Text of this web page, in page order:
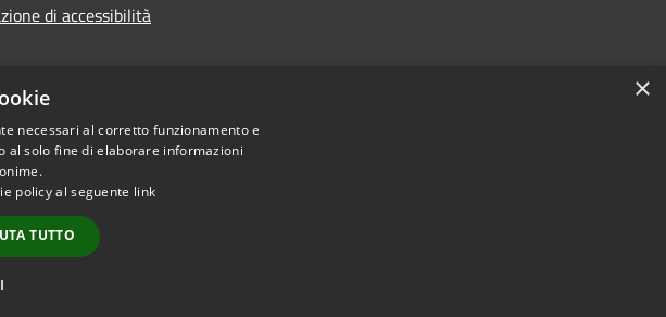
di accessibilità
Copyright © 2026 • Comune di Campo di Giove • Powered by
×
necessari al corretto funzionamento e
al solo fine di elaborare informazioni
policy al seguente link
TUTTO